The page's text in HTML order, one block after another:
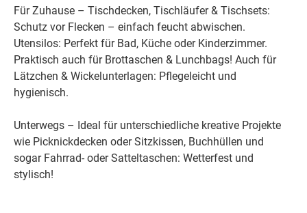
Für Zuhause – Tischdecken, Tischläufer & Tischsets:
Schutz vor Flecken – einfach feucht abwischen.
Utensilos: Perfekt für Bad, Küche oder Kinderzimmer.
Praktisch auch für Brottaschen & Lunchbags! Auch für
Lätzchen & Wickelunterlagen: Pflegeleicht und
hygienisch.
Unterwegs – Ideal für unterschiedliche kreative Projekte
wie Picknickdecken oder Sitzkissen, Buchhüllen und
sogar Fahrrad- oder Satteltaschen: Wetterfest und
stylisch!